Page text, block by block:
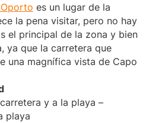
es un lugar de la
la pena visitar, pero no hay
el principal de la zona y bien
ya que la carretera que
una magnífica vista de Capo
y a la playa –
playa